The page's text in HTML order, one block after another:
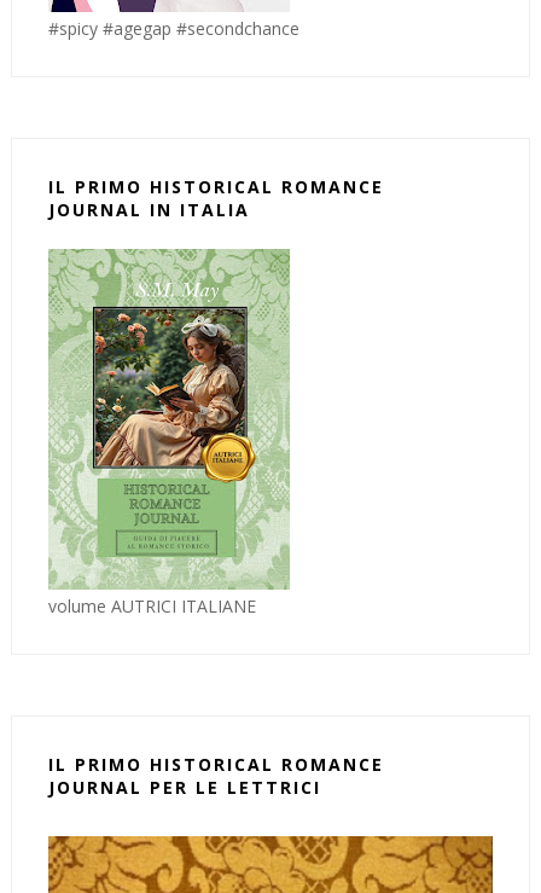
#spicy #agegap #secondchance
IL PRIMO HISTORICAL ROMANCE
JOURNAL IN ITALIA
volume AUTRICI ITALIANE
IL PRIMO HISTORICAL ROMANCE
JOURNAL PER LE LETTRICI